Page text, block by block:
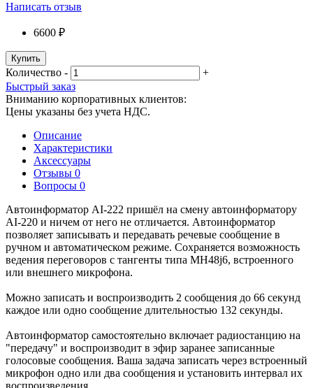
Написать отзыв
6600 ₽
Купить
Количество -
+
Быстрый заказ
Вниманию корпоративных клиентов:
Цены указаны без учета НДС.
Описание
Характеристики
Аксессуары
Отзывы 0
Вопросы 0
Автоинформатор AI-222 пришёл на смену автоинформатору
AI-220 и ничем от него не отличается. Автоинформатор
позволяет записывать и передавать речевые сообщение в
ручном и автоматическом режиме. Cохраняется возможность
ведения переговоров с тангенты типа MH48j6, встроенного
или внешнего микрофона.
Можно записать и воспроизводить 2 сообщения до 66 секунд
каждое или одно сообщение длительностью 132 секунды.
Автоинформатор самостоятельно включает радиостанцию на
"передачу" и воспроизводит в эфир заранее записанные
голосовые сообщения. Ваша задача записать через встроенный
микрофон одно или два сообщения и установить интервал их